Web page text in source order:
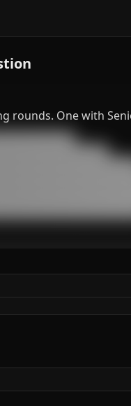
rounds. One with